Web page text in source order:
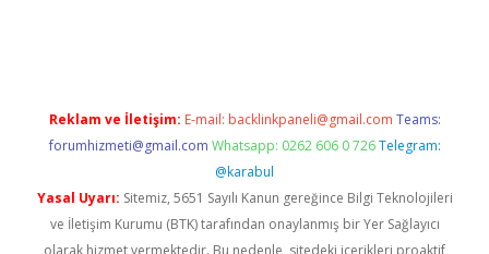
Reklam ve İletişim: E-mail: backlinkpaneli@gmail.com Teams:
forumhizmeti@gmail.com Whatsapp: 0262 606 0 726 Telegram:
@karabul
Yasal Uyarı: Sitemiz, 5651 Sayılı Kanun gereğince Bilgi Teknolojileri
ve İletişim Kurumu (BTK) tarafından onaylanmış bir Yer Sağlayıcı
olarak hizmet vermektedir. Bu nedenle, sitedeki içerikleri proaktif